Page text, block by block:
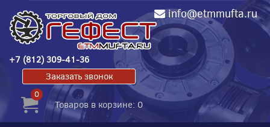
info@etmmufta.ru
+7 (812) 309-41-36
Заказать звонок
0
Товаров в корзине: 0